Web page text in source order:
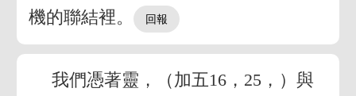
機的聯結裡。
我們憑著靈，（加五16，25，）與